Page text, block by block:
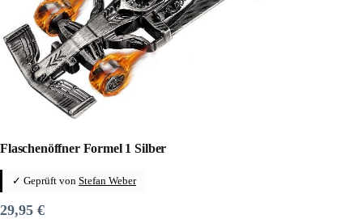
Flaschenöffner Formel 1 Silber
✓ Geprüft von Stefan Weber
29,95 €